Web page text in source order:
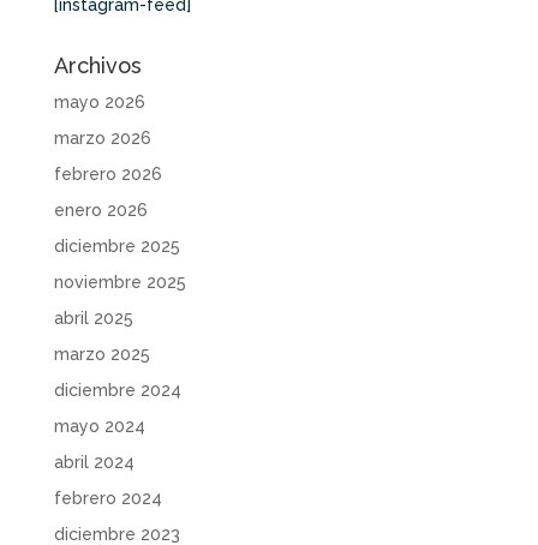
[instagram-feed]
Archivos
mayo 2026
marzo 2026
febrero 2026
enero 2026
diciembre 2025
noviembre 2025
abril 2025
marzo 2025
diciembre 2024
mayo 2024
abril 2024
febrero 2024
diciembre 2023